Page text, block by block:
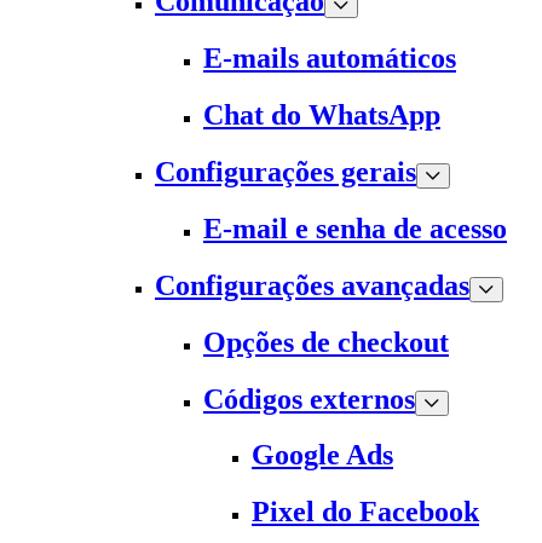
E-mails automáticos
Chat do WhatsApp
Configurações gerais
E-mail e senha de acesso
Configurações avançadas
Opções de checkout
Códigos externos
Google Ads
Pixel do Facebook